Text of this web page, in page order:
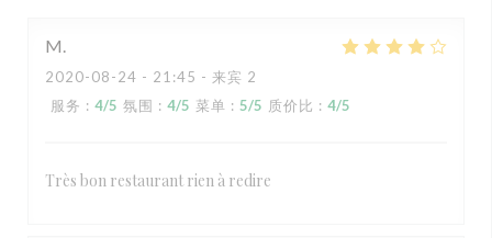
M
2020-08-24 - 21:45 - 来宾 2
服务 : 4/5 氛围 : 4/5 菜单 : 5/5 质价比 : 4/5
Très bon restaurant rien à redire